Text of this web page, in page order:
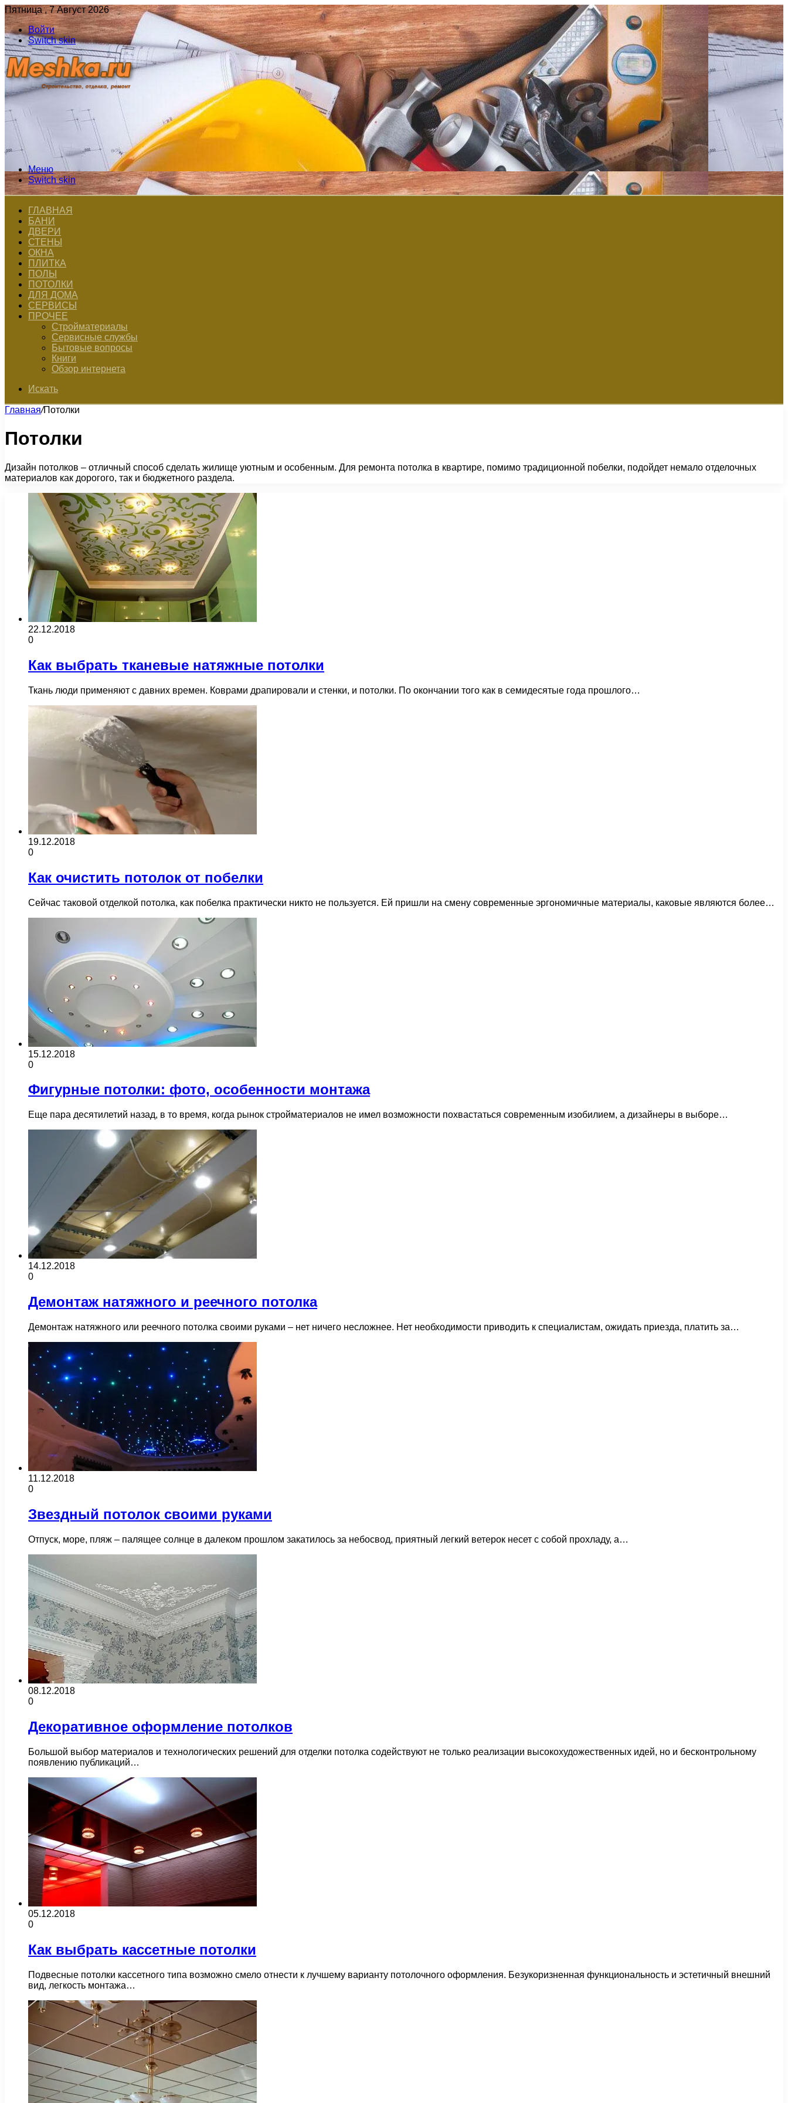
Пятница , 7 Август 2026
Войти
Switch skin
Меню
Switch skin
ГЛАВНАЯ
БАНИ
ДВЕРИ
СТЕНЫ
ОКНА
ПЛИТКА
ПОЛЫ
ПОТОЛКИ
ДЛЯ ДОМА
СЕРВИСЫ
ПРОЧЕЕ
Стройматериалы
Сервисные службы
Бытовые вопросы
Книги
Обзор интернета
Искать
Главная/Потолки
Потолки
Дизайн потолков – отличный способ сделать жилище уютным и особенным. Для ремонта потолка в квартире, помимо традиционной побелки, подойдет немало отделочных
материалов как дорогого, так и бюджетного раздела.
22.12.2018
0
Как выбрать тканевые натяжные потолки
Ткань люди применяют с давних времен. Коврами драпировали и стенки, и потолки. По окончании того как в семидесятые года прошлого…
19.12.2018
0
Как очистить потолок от побелки
Сейчас таковой отделкой потолка, как побелка практически никто не пользуется. Ей пришли на смену современные эргономичные материалы, каковые являются более…
15.12.2018
0
Фигурные потолки: фото, особенности монтажа
Еще пара десятилетий назад, в то время, когда рынок стройматериалов не имел возможности похвастаться современным изобилием, а дизайнеры в выборе…
14.12.2018
0
Демонтаж натяжного и реечного потолка
Демонтаж натяжного или реечного потолка своими руками – нет ничего несложнее. Нет необходимости приводить к специалистам, ожидать приезда, платить за…
11.12.2018
0
Звездный потолок своими руками
Отпуск, море, пляж – палящее солнце в далеком прошлом закатилось за небосвод, приятный легкий ветерок несет с собой прохладу, а…
08.12.2018
0
Декоративное оформление потолков
Большой выбор материалов и технологических решений для отделки потолка содействуют не только реализации высокохудожественных идей, но и бесконтрольному
появлению публикаций…
05.12.2018
0
Как выбрать кассетные потолки
Подвесные потолки кассетного типа возможно смело отнести к лучшему варианту потолочного оформления. Безукоризненная функциональность и эстетичный внешний
вид, легкость монтажа…